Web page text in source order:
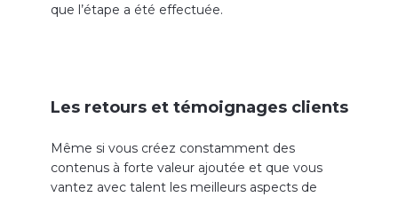
que l’étape a été effectuée.
Les retours et témoignages clients
Même si vous créez constamment des
contenus à forte valeur ajoutée et que vous
vantez avec talent les meilleurs aspects de